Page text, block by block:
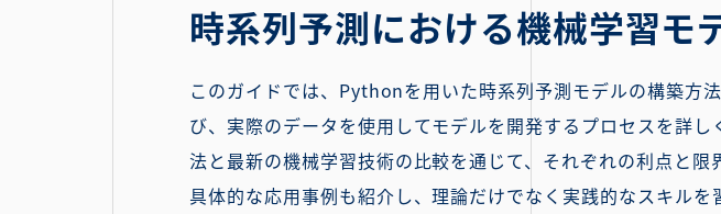
時系列予測における機械学習モ
このガイドでは、Pythonを用いた時系列予測モデルの構築方
び、実際のデータを使用してモデルを開発するプロセスを詳
法と最新の機械学習技術の比較を通じて、それぞれの利点と
具体的な応用事例も紹介し、理論だけでなく実践的なスキル